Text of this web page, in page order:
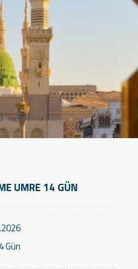
Gün
UMRE 14 GÜN